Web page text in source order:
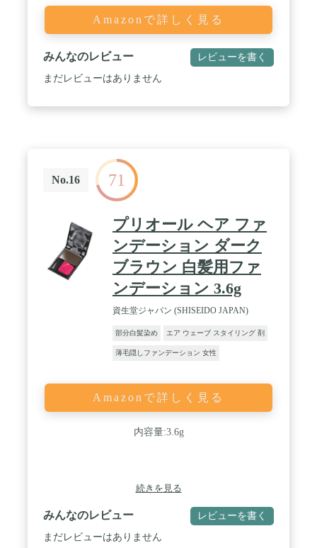
Amazonで詳しく見る
みんなのレビュー レビューを書く
まだレビューはありません
No.16 71
プリオール ヘア ファ
ンデーション ダーク
ブラウン 白髪用ファ
ンデーション 3.6g
資生堂ジャパン (SHISEIDO JAPAN)
部分白髪染め エア ウェーブ スタイリング 剤
薄毛隠しファンデーション 女性
Amazonで詳しく見る
内容量:3.6g
続きを見る
みんなのレビュー レビューを書く
まだレビューはありません